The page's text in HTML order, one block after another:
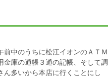
中のうちに松江イオンのＡＴＭ
金庫の通帳３通の記帳、そして調
多いから本店に行くことにし